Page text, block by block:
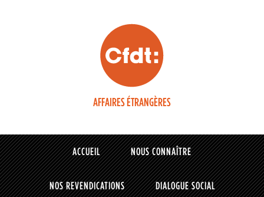
AFFAIRES ÉTRANGÈRES
ACCUEIL NOUS CONNAÎTRE
NOS REVENDICATIONS DIALOGUE SOCIAL